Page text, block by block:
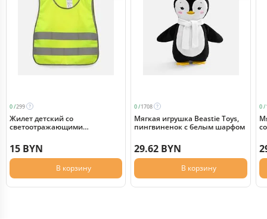
0 /299
Жилет детский со
светоотражающими
неон
15 BYN
В корзину
0 /1708
Мягкая игрушка Beastie Toys,
пингвиненок с белым шарфом
29.62 BYN
В корзину
0 /